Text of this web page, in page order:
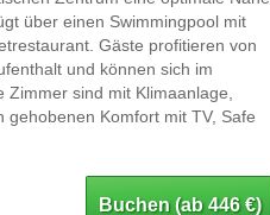
über einen Swimmingpool mit
Gäste profitieren von
und können sich im
sind mit Klimaanlage,
Komfort mit TV, Safe
Buchen (ab 446 €)